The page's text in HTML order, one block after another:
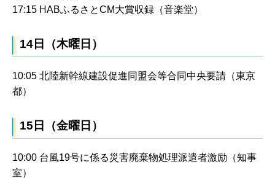
17:15 HABふるさとCM大賞収録（音楽堂）
14日（木曜日）
10:05 北陸新幹線建設促進同盟会等合同中央要請（東京
都）
15日（金曜日）
10:00 台風19号に係る災害廃棄物処理派遣者激励（知事
室）